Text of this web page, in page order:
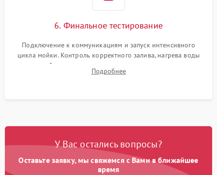
6. Финальное тестирование
Подключение к коммуникациям и запуск интенсивного
цикла мойки. Контроль корректного залива, нагрева воды
до нужной температуры, отсутствия посторонних шумов,
штатного слива и абсолютной сухости в поддоне.
Подробнее
У Вас остались вопросы?
Оставьте заявку, мы свяжемся с Вами в ближайшее
время